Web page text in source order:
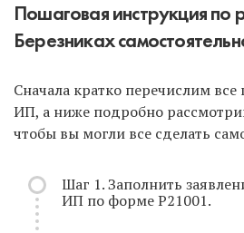
Пошаговая инструкция по
Березниках
Сначала кратко перечислим
ИП, а ниже подробно
чтобы вы могли все сделать
Шаг 1. Заполнить
ИП по форме Р21001.